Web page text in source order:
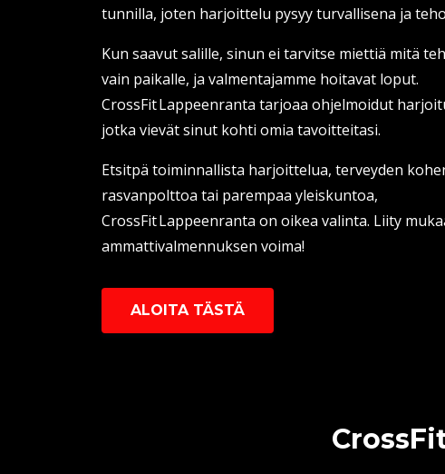
tunnilla, joten harjoittelu pysyy turvallisena ja
Kun saavut salille, sinun ei tarvitse miettiä mitä
vain paikalle, ja valmentajamme hoitavat loput.
CrossFit Lappeenranta tarjoaa ohjelmoidut
jotka vievät sinut kohti omia tavoitteitasi.
Etsitpä toiminnallista harjoittelua, terveyden
rasvanpolttoa tai parempaa yleiskuntoa,
CrossFit Lappeenranta on oikea valinta. Liity
ammattivalmennuksen voima!
ALOITA TÄSTÄ